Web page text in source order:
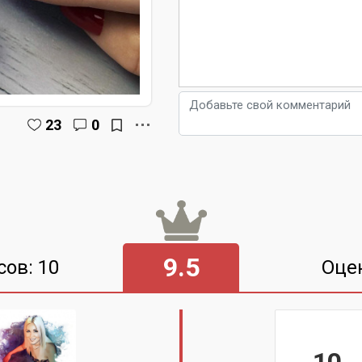
23 0
10 9.5